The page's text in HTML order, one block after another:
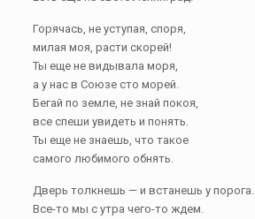
Горячась, не уступая, споря,
милая моя, расти скорей!
Ты еще не видывала моря,
а у нас в Союзе сто морей.
Бегай по земле, не знай покоя,
все спеши увидеть и понять.
Ты еще не знаешь, что такое
самого любимого обнять.
Дверь толкнешь — и встанешь у порога.
Все-то мы с утра чего-то ждем.